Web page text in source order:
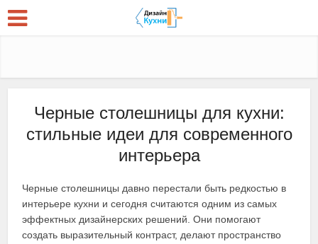
Черные столешницы для кухни:
стильные идеи для современного
интерьера
Черные столешницы давно перестали быть редкостью в
интерьере кухни и сегодня считаются одним из самых
эффектных дизайнерских решений. Они помогают
создать выразительный контраст, делают пространство